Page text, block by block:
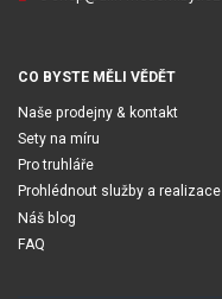
CO BYSTE MĚLI VĚDĚT
Naše prodejny & kontakt
Sety na míru
Pro truhláře
Prohlédnout služby a realizace
Náš blog
FAQ